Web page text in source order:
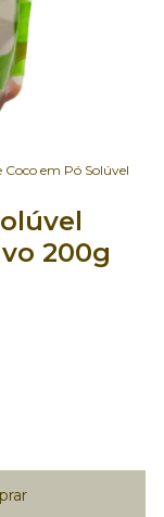
Coco em Pó Solúvel
200g